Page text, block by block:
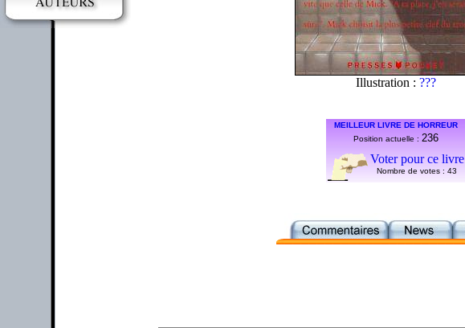
Illustration : ???
MEILLEUR LIVRE DE HORREUR
Position actuelle : 236
Voter pour ce livre
Nombre de votes : 43